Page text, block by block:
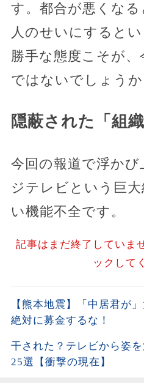
す。都合が悪くなる
人のせいにすると
勝手な態度こそが
ではないでしょうか
隠蔽された「組
今回の報道で浮か
ジテレビという巨
い機能不全です。
記事はまだ終了していま
ックして
【熊本地震】「中居君が
絶対に募金するな！
干された？テレビから姿
25選【衝撃の現在】